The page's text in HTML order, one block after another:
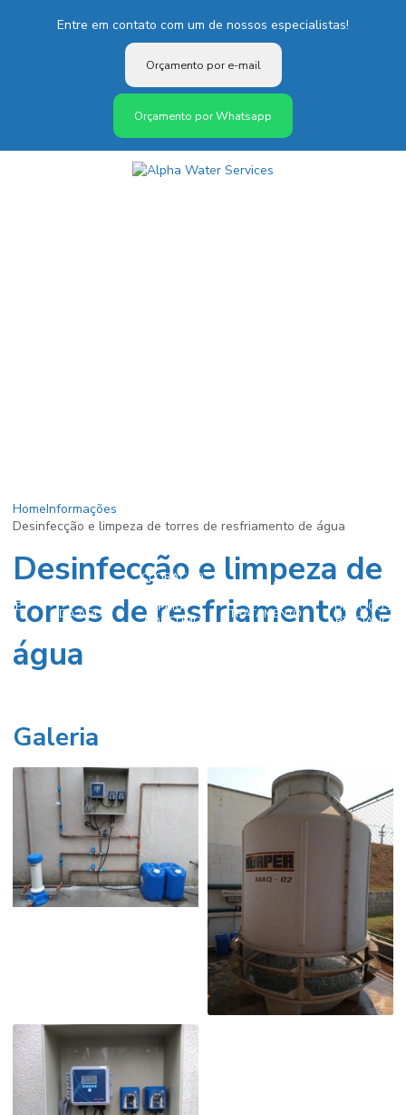
Entre em contato com um de nossos especialistas!
Orçamento por e-mail
Orçamento por Whatsapp
DE
DA ÁGUA
CLORAÇÃO
PARA
CONSUMO
CLORAÇÃO
TRATAMENTO
DE POÇOS
ARTESIANOS
HomeInformações
Desinfecção e limpeza de torres de resfriamento de água
Desinfecção e limpeza de
torres de resfriamento de
água
Galeria